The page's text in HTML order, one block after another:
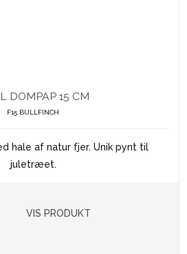
DOMPAP 15 CM
F15 BULLFINCH
hale af natur fjer. Unik pynt til
juletræet.
VIS PRODUKT